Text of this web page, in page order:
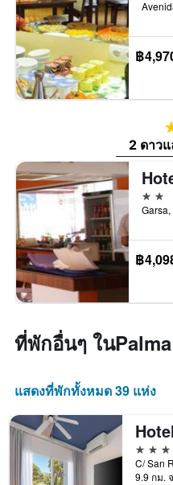
฿
2 ดาว
2 ดาว
฿
ที่พักอื่นๆ ใน
แสดงที่พักทั้งหมด 39 แห่ง
4 ดาว
9.9 กม.